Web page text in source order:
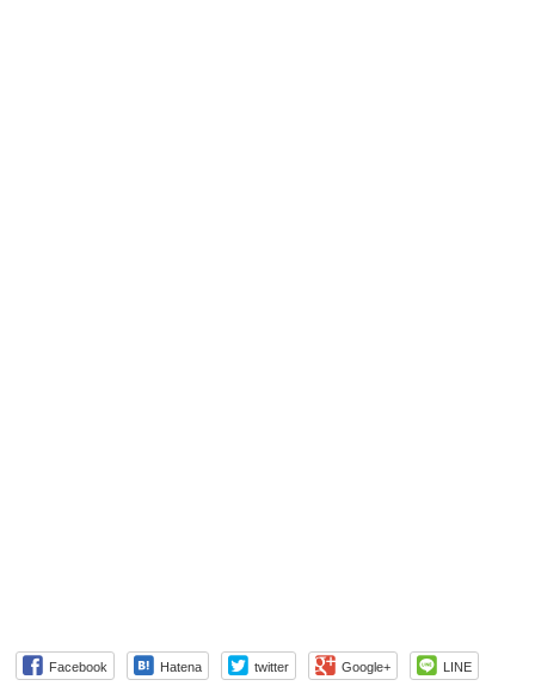
Facebook Hatena twitter Google+ LINE